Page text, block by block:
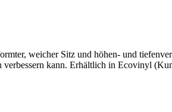
weicher Sitz und höhen- und
kann. Erhältlich in Ecovinyl